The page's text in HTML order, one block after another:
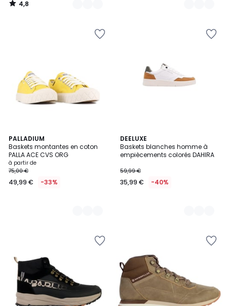
4,8
/
PALLADIUM
Baskets montantes en coton
PALLA ACE CVS ORG
à partir de
75,00 €
49,99 € -33%
6
Couleurs
DEELUXE
Baskets blanches homme à
empiècements colorés DAHIRA
59,99 €
35,99 € -40%
2
Couleurs